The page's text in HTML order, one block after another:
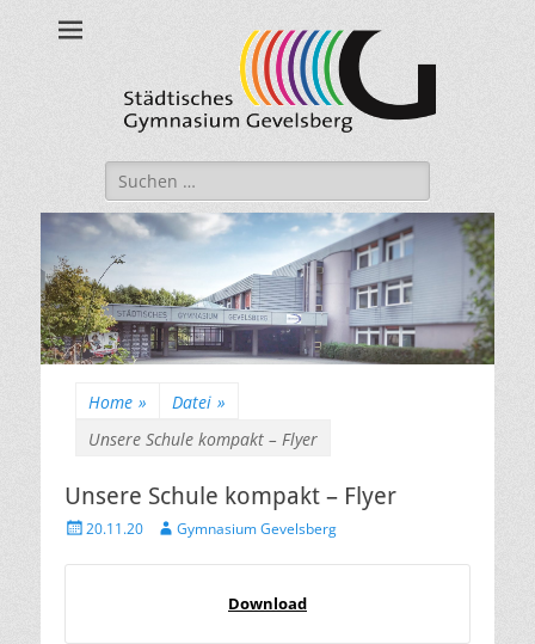
Städtisches
Gymnasium
Gevelsberg
Suche
nach:
Home » Datei »
Unsere Schule kompakt – Flyer
Unsere Schule kompakt – Flyer
Veröffentlicht
20.11.20 AutorGymnasium Gevelsberg
Download